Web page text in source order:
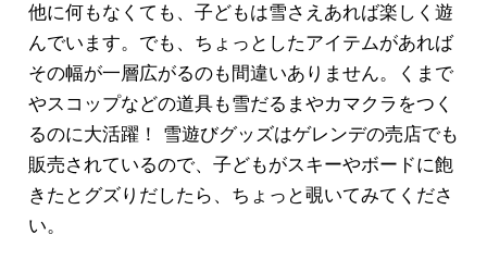
他に何もなくても、子どもは雪さえあれば楽しく遊
んでいます。でも、ちょっとしたアイテムがあれば
その幅が一層広がるのも間違いありません。くまで
やスコップなどの道具も雪だるまやカマクラをつく
るのに大活躍！ 雪遊びグッズはゲレンデの売店でも
販売されているので、子どもがスキーやボードに飽
きたとグズりだしたら、ちょっと覗いてみてくださ
い。